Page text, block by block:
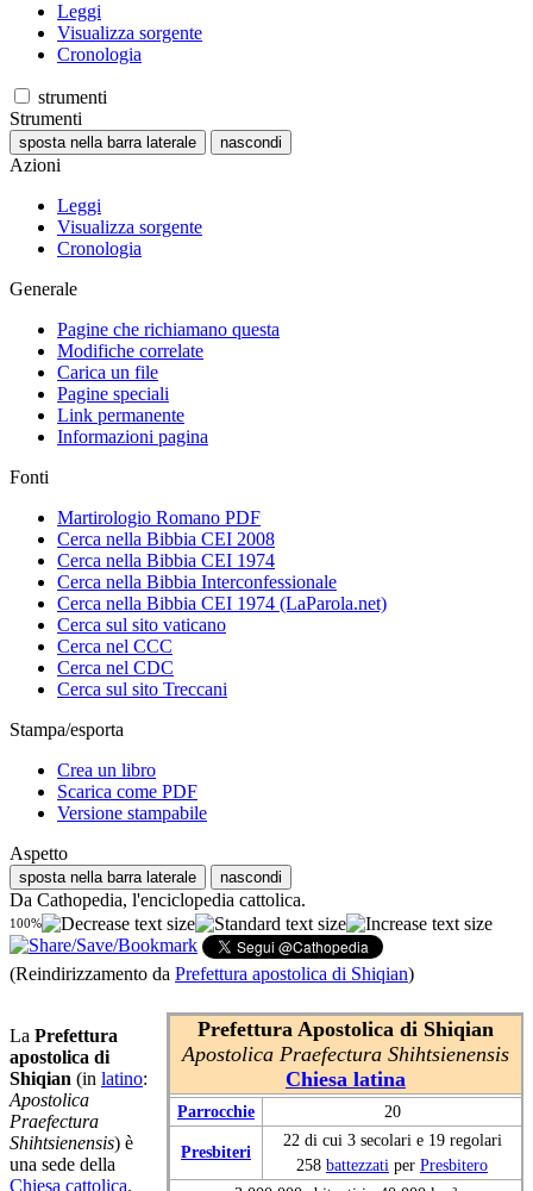
Leggi
Visualizza sorgente
Cronologia
strumenti
Strumenti
sposta nella barra laterale nascondi
Azioni
Leggi
Visualizza sorgente
Cronologia
Generale
Pagine che richiamano questa
Modifiche correlate
Carica un file
Pagine speciali
Link permanente
Informazioni pagina
Fonti
Martirologio Romano PDF
Cerca nella Bibbia CEI 2008
Cerca nella Bibbia CEI 1974
Cerca nella Bibbia Interconfessionale
Cerca nella Bibbia CEI 1974 (LaParola.net)
Cerca sul sito vaticano
Cerca nel CCC
Cerca nel CDC
Cerca sul sito Treccani
Stampa/esporta
Crea un libro
Scarica come PDF
Versione stampabile
Aspetto
sposta nella barra laterale nascondi
Da Cathopedia, l'enciclopedia cattolica.
100%
(Reindirizzamento da Prefettura apostolica di Shiqian)
Prefettura Apostolica di Shiqian
Apostolica Praefectura Shihtsienensis
Chiesa latina
Parrocchie 20
Presbiteri
22 di cui 3 secolari e 19 regolari
258 battezzati per Presbitero
La Prefettura
apostolica di
Shiqian (in latino:
Apostolica
Praefectura
Shihtsienensis) è
una sede della
Chiesa cattolica.